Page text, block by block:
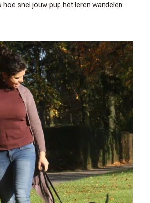
hoe snel jouw pup het leren wandelen